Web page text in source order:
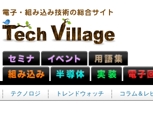
テクノロジ トレンドウォッチ コラム＆レ